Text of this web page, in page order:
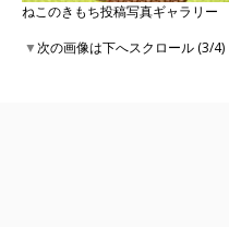
ねこのきもち投稿写真ギャラリー
▼次の画像は下へスクロール (3/4)